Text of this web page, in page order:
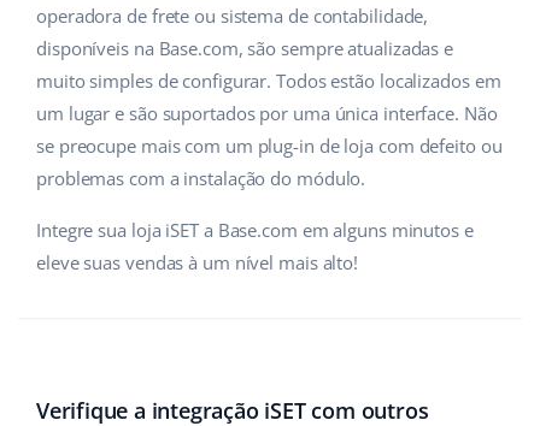
operadora de frete ou sistema de contabilidade,
disponíveis na Base.com, são sempre atualizadas e
muito simples de configurar. Todos estão localizados em
um lugar e são suportados por uma única interface. Não
se preocupe mais com um plug-in de loja com defeito ou
problemas com a instalação do módulo.
Integre sua loja iSET a Base.com em alguns minutos e
eleve suas vendas à um nível mais alto!
Verifique a integração iSET com outros